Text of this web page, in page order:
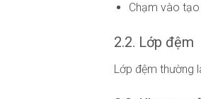
Chạm vào
2.2. Lớp đệm
Lớp đệm thường